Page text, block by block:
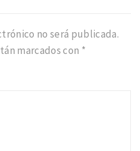
no será publicada.
marcados con *